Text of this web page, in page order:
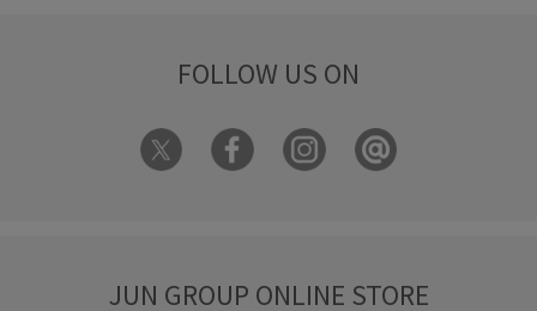
FOLLOW US ON
JUN GROUP ONLINE STORE